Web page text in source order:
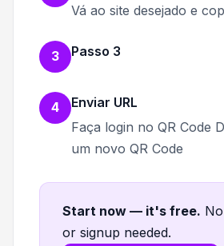
Vá ao site desejado e
3 Passo 3
4
Enviar URL
Faça login no QR Code
um novo QR Code
Start now — it's free.
or signup needed.